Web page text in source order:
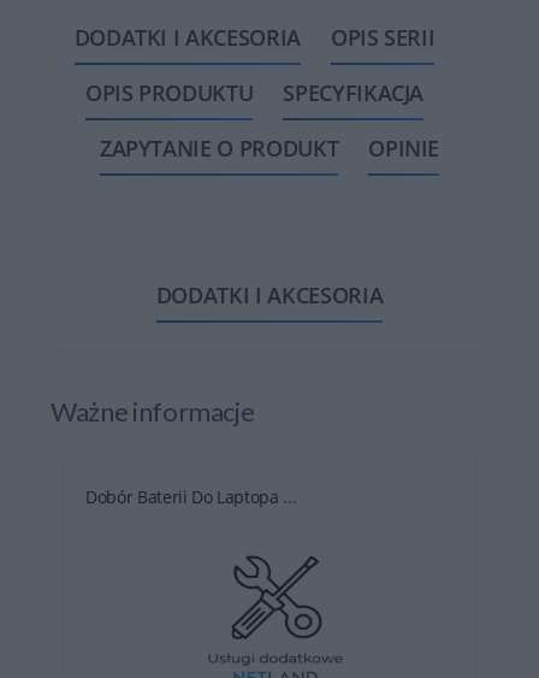
DODATKI I AKCESORIA
OPIS SERII
OPIS PRODUKTU
SPECYFIKACJA
ZAPYTANIE O PRODUKT
OPINIE
DODATKI I AKCESORIA
Ważne informacje
Dobór Baterii Do Laptopa ...